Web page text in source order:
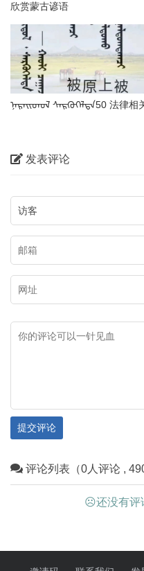
欣赏蒙古谚语
ᠨᠡᠷᠡᠢᠳᠦᠯ ᠰᠡᠷᠭᠦᠭᠡᠯᠲᠡ50 法律相
发表评论
提交评论
评论列表（0人评论 ,
☹还没有评